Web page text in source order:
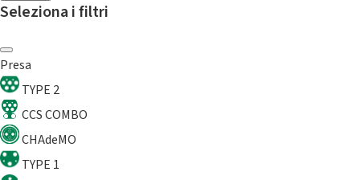
Seleziona i filtri
Presa
TYPE 2
CCS COMBO
CHAdeMO
TYPE 1